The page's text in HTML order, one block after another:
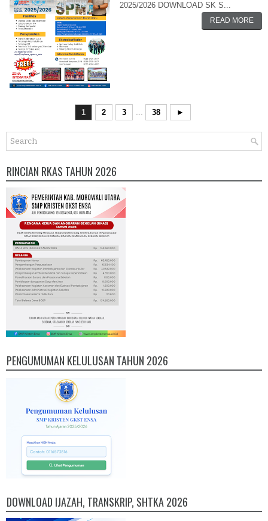
2025/2026 DOWNLOAD SK S...
READ MORE
1 2 3 ... 38 ►
RINCIAN RKAS TAHUN 2026
PENGUMUMAN KELULUSAN TAHUN 2026
DOWNLOAD IJAZAH, TRANSKRIP, SHTKA 2026